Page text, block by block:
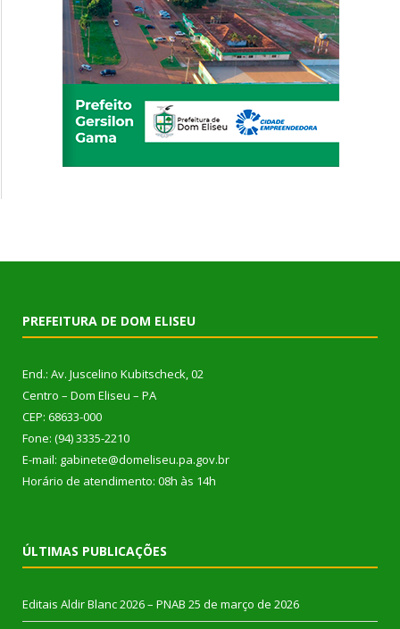
PREFEITURA DE DOM ELISEU
End.: Av. Juscelino Kubitscheck, 02
Centro – Dom Eliseu – PA
CEP: 68633-000
Fone: (94) 3335-2210
E-mail: gabinete@domeliseu.pa.gov.br
Horário de atendimento: 08h às 14h
ÚLTIMAS PUBLICAÇÕES
Editais Aldir Blanc 2026 – PNAB 25 de março de 2026